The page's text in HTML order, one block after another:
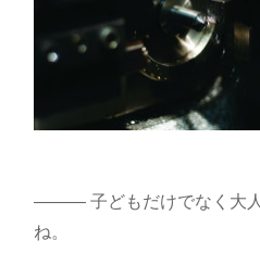
――― 子どもだけでなく大
ね。